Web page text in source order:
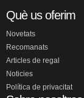
Què us oferim
Novetats
Recomanats
Articles de regal
Noticies
Política de privacitat